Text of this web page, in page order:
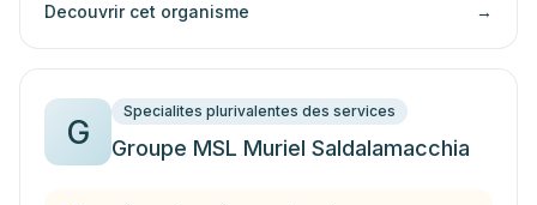
Decouvrir cet organisme →
G
Specialites plurivalentes des services
Groupe MSL Muriel Saldalamacchia